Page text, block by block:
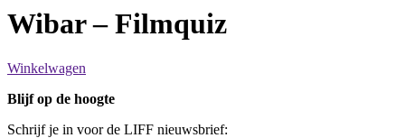
Wibar – Filmquiz
Winkelwagen
Blijf op de hoogte
Schrijf je in voor de LIFF nieuwsbrief: